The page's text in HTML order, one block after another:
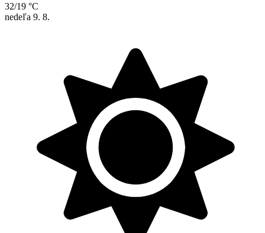
32/19 °C
nedeľa 9. 8.